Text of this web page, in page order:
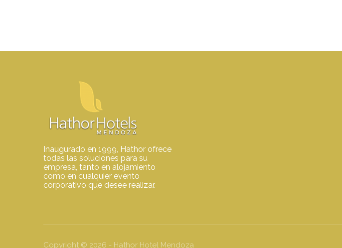
Inaugurado en 1999, Hathor ofrece
todas las soluciones para su
empresa, tanto en alojamiento
como en cualquier evento
corporativo que desee realizar.
Copyright © 2026 - Hathor Hotel Mendoza